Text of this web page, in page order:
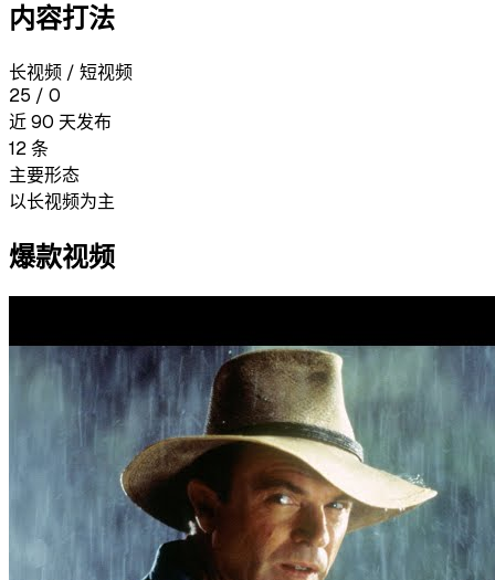
内容打法
长视频 / 短视频
25 / 0
近 90 天发布
12条
主要形态
以长视频为主
爆款视频